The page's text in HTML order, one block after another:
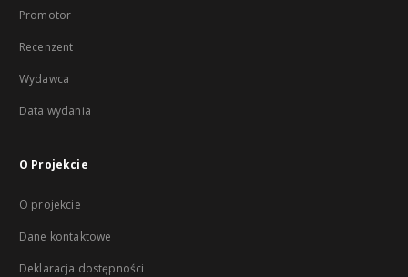
Promotor
Recenzent
Wydawca
Data wydania
O Projekcie
O projekcie
Dane kontaktowe
Deklaracja dostępności